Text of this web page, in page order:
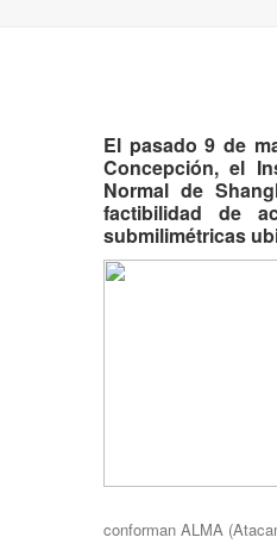
El pasado 9 de
Concepción, el
Normal de
factibilidad de
submilimétricas
conforman ALMA